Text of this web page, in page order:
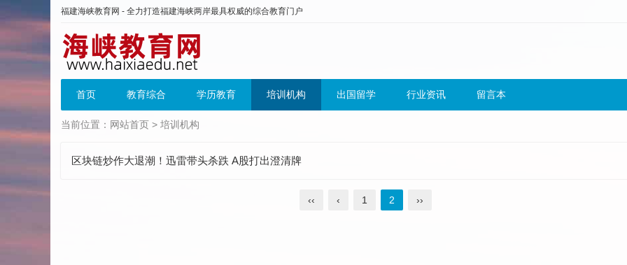
福建海峡教育网 - 全力打造福建海峡两岸最具权威的综合教育门户
首页 教育综合 学历教育 培训机构 出国留学 行业资讯 留言本
当前位置： 网站首页 > 培训机构
区块链炒作大退潮！迅雷带头杀跌 A股打出澄清牌
‹‹ ‹ 1 2 ››